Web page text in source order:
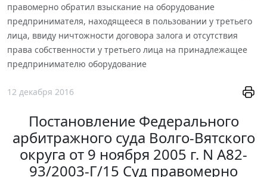
правомерно обратил взыскание на оборудование
предпринимателя, находящееся в пользовании у третьего
лица, ввиду ничтожности договора залога и отсутствия
права собственности у третьего лица на принадлежащее
предпринимателю оборудование
12 декабря 2016
Постановление Федерального
арбитражного суда Волго-Вятского
округа от 9 ноября 2005 г. N А82-
93/2003-Г/15 Суд правомерно